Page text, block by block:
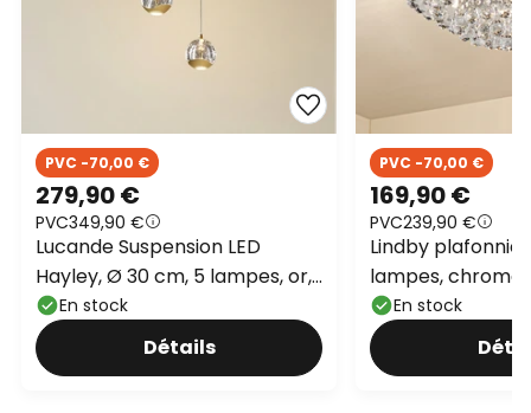
279,90 €
PVC349,90 €
PVC -70,00 €
Lucande Suspension LED
Hayley, Ø 30 cm, 5 lampes, or,
verreEn stock
Détails
169,90 €
PVC239,90 €
PVC -70,00 €
Lindby
lampes,
En stock